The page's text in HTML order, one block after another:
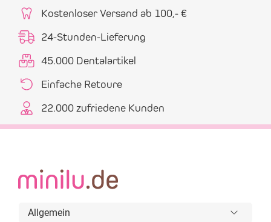
Kostenloser Versand ab 100,- €
24-Stunden-Lieferung
45.000 Dentalartikel
Einfache Retoure
22.000 zufriedene Kunden
Allgemein